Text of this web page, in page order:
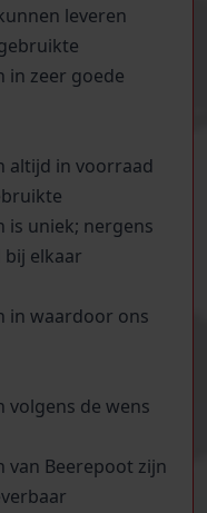
leveren
in zeer goede
altijd in voorraad
uniek; nergens
bij elkaar
in waardoor ons
de wens
Beerepoot zijn